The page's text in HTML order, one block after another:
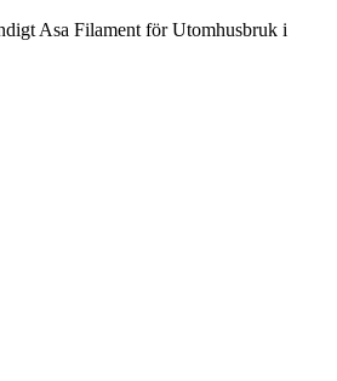
Asa Filament för Utomhusbruk i